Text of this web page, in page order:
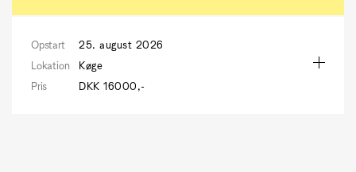
Opstart
25. august 2026
Lokation
Køge
Pris
DKK 16000,-